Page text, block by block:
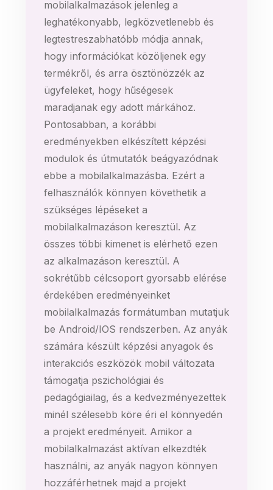
mobilalkalmazások jelenleg a
leghatékonyabb, legközvetlenebb és
legtestreszabhatóbb módja annak,
hogy információkat közöljenek egy
termékről, és arra ösztönözzék az
ügyfeleket, hogy hűségesek
maradjanak egy adott márkához.
Pontosabban, a korábbi
eredményekben elkészített képzési
modulok és útmutatók beágyazódnak
ebbe a mobilalkalmazásba. Ezért a
felhasználók könnyen követhetik a
szükséges lépéseket a
mobilalkalmazáson keresztül. Az
összes többi kimenet is elérhető ezen
az alkalmazáson keresztül. A
sokrétűbb célcsoport gyorsabb elérése
érdekében eredményeinket
mobilalkalmazás formátumban mutatjuk
be Android/IOS rendszerben. Az anyák
számára készült képzési anyagok és
interakciós eszközök mobil változata
támogatja pszichológiai és
pedagógiailag, és a kedvezményezettek
minél szélesebb köre éri el könnyedén
a projekt eredményeit. Amikor a
mobilalkalmazást aktívan elkezdték
használni, az anyák nagyon könnyen
hozzáférhetnek majd a projekt